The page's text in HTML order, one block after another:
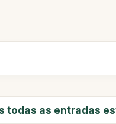
todas as entradas